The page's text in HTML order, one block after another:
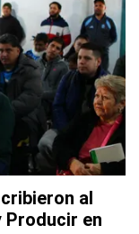
al
Producir en